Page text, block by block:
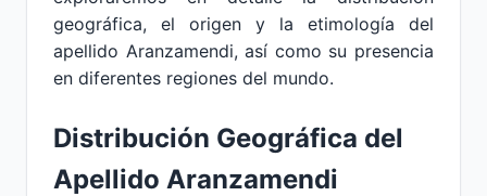
geográfica, el origen y la etimología del
apellido Aranzamendi, así como su presencia
en diferentes regiones del mundo.
Distribución Geográfica del
Apellido Aranzamendi